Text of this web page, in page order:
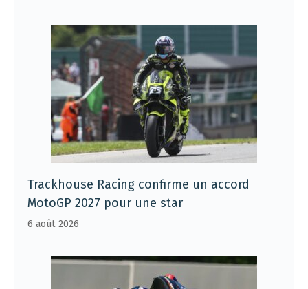
Trackhouse Racing confirme un accord
MotoGP 2027 pour une star
6 août 2026